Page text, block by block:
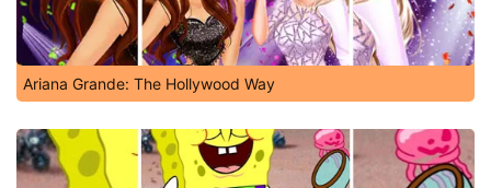
Ariana Grande: The Hollywood Way